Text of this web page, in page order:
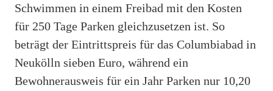
Schwimmen in einem Freibad mit den Kosten
für 250 Tage Parken gleichzusetzen ist. So
beträgt der Eintrittspreis für das Columbiabad in
Neukölln sieben Euro, während ein
Bewohnerausweis für ein Jahr Parken nur 10,20